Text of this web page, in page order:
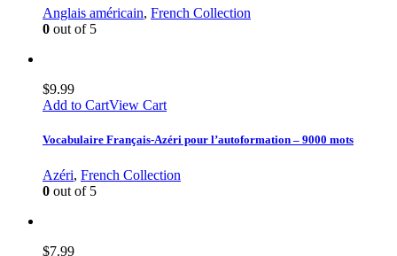
Anglais américain, French Collection
0 out of 5
$9.99
Add to CartView Cart
Vocabulaire Français-Azéri pour l’autoformation – 9000 mots
Azéri, French Collection
0 out of 5
$7.99